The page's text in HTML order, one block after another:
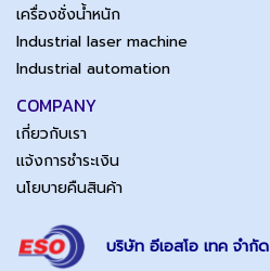
เครื่องชั่งน้ำหนัก
Industrial laser machine
Industrial automation
COMPANY
เกี่ยวกับเรา
แจ้งการชำระเงิน
นโยบายคืนสินค้า
บริษัท อีเอสโอ เทค จำกัด